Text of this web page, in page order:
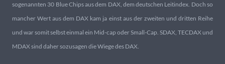
sogenannten 30 Blue Chips aus dem DAX, dem deutschen Leitindex. Doch so
mancher Wert aus dem DAX kam ja einst aus der zweiten und dritten Reihe
und war somit selbst einmal ein Mid-cap oder Small-Cap. SDAX, TECDAX und
MDAX sind daher sozusagen die Wiege des DAX.